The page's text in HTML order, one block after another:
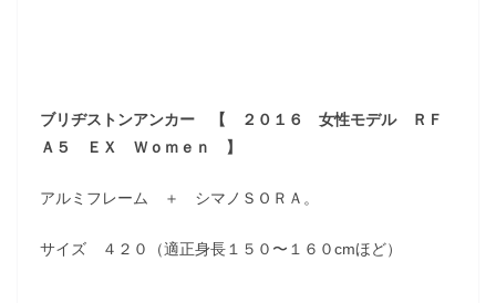
ブリヂストンアンカー 【 ２０１６ 女性モデル ＲＦ
Ａ５ ＥＸ Ｗｏｍｅｎ 】
アルミフレーム ＋ シマノＳＯＲＡ。
サイズ ４２０（適正身長１５０〜１６０cmほど）